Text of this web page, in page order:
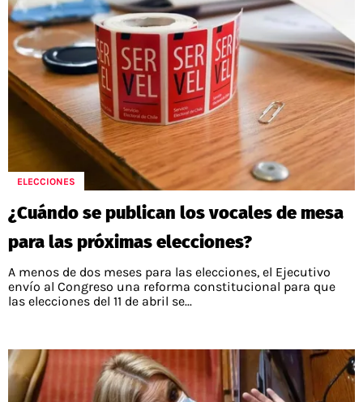
ELECCIONES
¿Cuándo se publican los vocales de mesa
para las próximas elecciones?
A menos de dos meses para las elecciones, el Ejecutivo
envío al Congreso una reforma constitucional para que
las elecciones del 11 de abril se...